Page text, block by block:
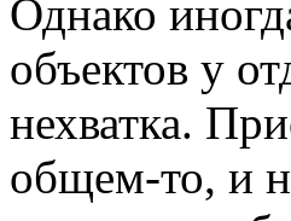
Однако
объектов у
нехватка.
общем-то, и